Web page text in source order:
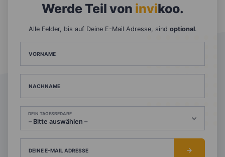
Werde Teil von invikoo.
Alle Felder, bis auf Deine E-Mail Adresse, sind optional.
VORNAME
NACHNAME
DEIN TAGESBEDARF
DEINE E-MAIL ADRESSE